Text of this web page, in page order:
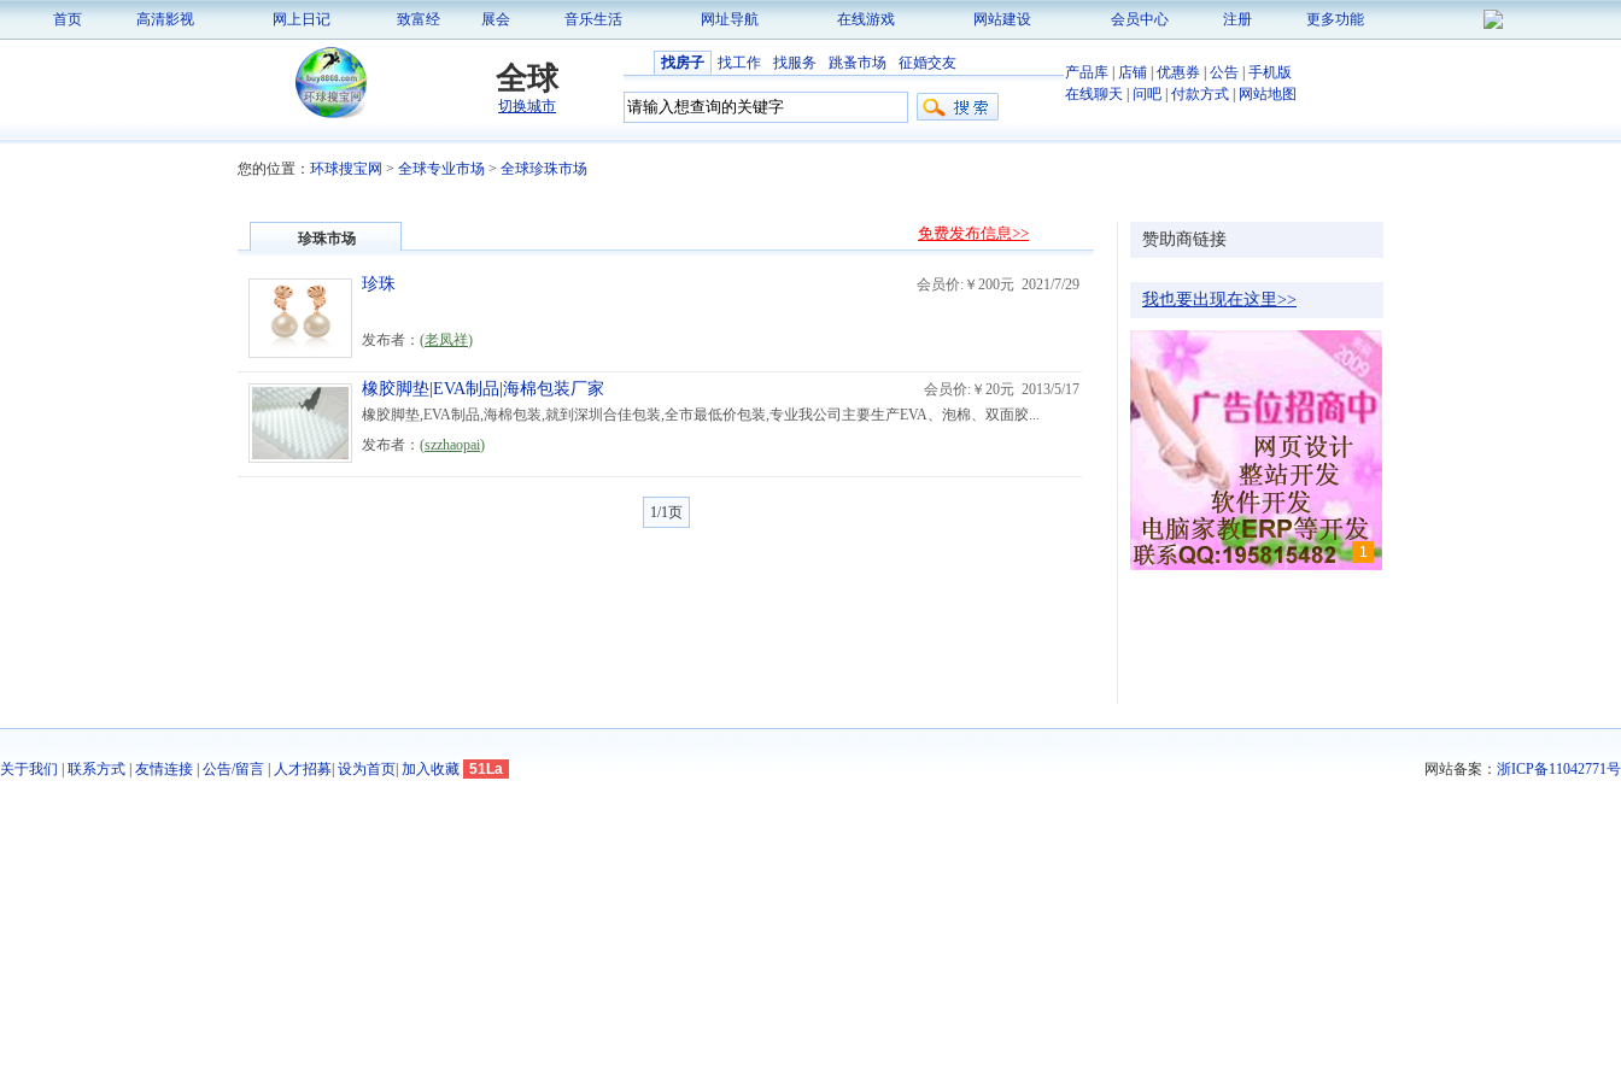
首页 高清影视 网上日记 致富经 展会 音乐生活 网址导航 在线游戏 网站建设 会员中心 注册 更多功能
全球
切换城市
找房子 找工作 找服务 跳蚤市场 征婚交友
产品库 店铺 优惠券 公告 手机版
在线聊天
问吧 付款方式 网站地图
您的位置： 环球搜宝网 > 全球专业市场 > 全球珍珠市场
珍珠市场 免费发布信息>>
会员价:￥200元 2021/7/29
珍珠
发布者： (老凤祥)
会员价:￥20元 2013/5/17
橡胶脚垫|EVA制品|海棉包装厂家
橡胶脚垫,EVA制品,海棉包装,就到深圳合佳包装,全市最低价包装,专业我公司主要生产EVA、泡棉、双面胶...
发布者： (szzhaopai)
1/1页
赞助商链接
我也要出现在这里>>
1
网站备案： 浙ICP备11042771号
关于我们 联系方式 友情连接 公告/留言 人才招募 设为首页 加入收藏 51La